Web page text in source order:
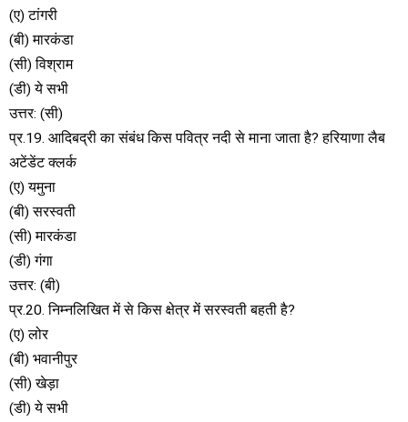
(ए) टांगरी
(बी) मारकंडा
(सी) विश्राम
(डी) ये सभी
उत्तर: (सी)
प्र.19. आदिबद्री का संबंध किस पवित्र नदी से माना जाता है? हरियाणा लैब
अटेंडेंट क्लर्क
(ए) यमुना
(बी) सरस्वती
(सी) मारकंडा
(डी) गंगा
उत्तर: (बी)
प्र.20. निम्नलिखित में से किस क्षेत्र में सरस्वती बहती है?
(ए) लोर
(बी) भवानीपुर
(सी) खेड़ा
(डी) ये सभी